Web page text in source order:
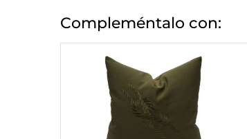
Compleméntalo con: